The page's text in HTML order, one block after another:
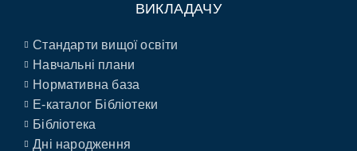
ВИКЛАДАЧУ
Стандарти вищої освіти
Навчальні плани
Нормативна база
E-каталог Бібліотеки
Бібліотека
Дні народження